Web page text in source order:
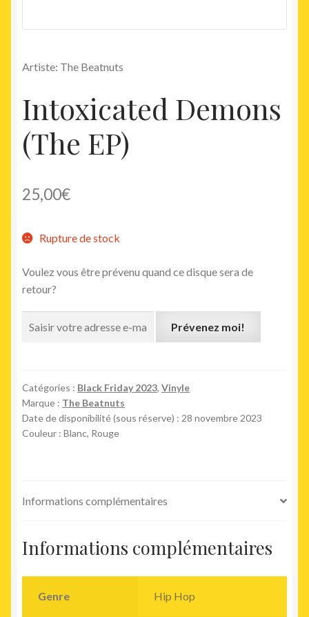
Artiste: The Beatnuts
Intoxicated Demons
(The EP)
25,00€
Rupture de stock
Voulez vous être prévenu quand ce disque sera de
retour?
Prévenez moi!
Catégories : Black Friday 2023, Vinyle
Marque : The Beatnuts
Date de disponibilité (sous réserve) : 28 novembre 2023
Couleur : Blanc, Rouge
Informations complémentaires
Informations complémentaires
Genre Hip Hop